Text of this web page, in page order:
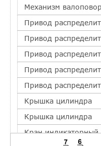
Механизм
Привод
Привод
Привод
Привод
Привод
Крышка цилиндра
Крышка цилиндра
Кран индикаторный